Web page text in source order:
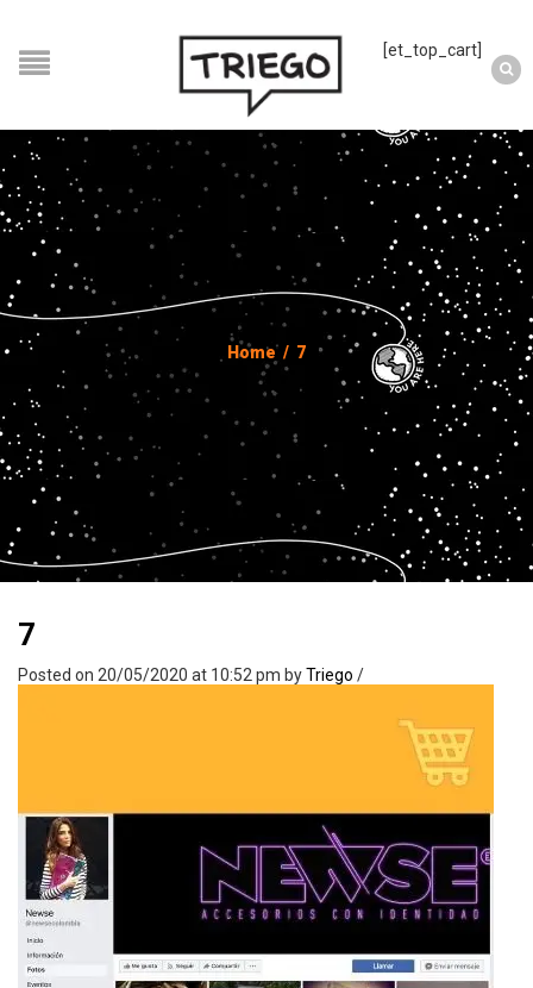
[et_top_cart]
Home / 7
7
Posted on 20/05/2020 at 10:52 pm byTriego /